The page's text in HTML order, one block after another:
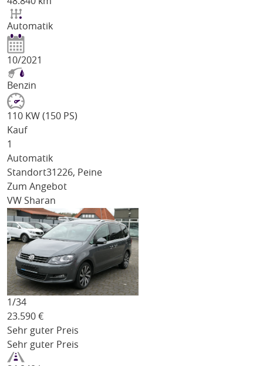
Automatik
10/2021
Benzin
110 KW (150 PS)
Kauf
1
Automatik
Standort31226, Peine
Zum Angebot
VW Sharan
1/34
23.590 €
Sehr guter Preis
Sehr guter Preis